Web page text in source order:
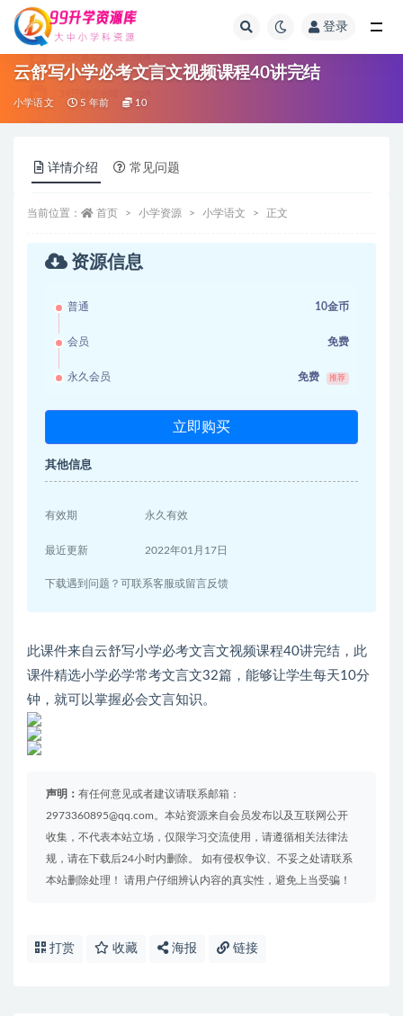
登录
云舒写小学必考文言文视频课程40讲完结
小学语文 5 年前 10
详情介绍 常见问题
当前位置： 首页 小学资源 小学语文 正文
资源信息
普通 10金币
会员 免费
永久会员 免费 推荐
立即购买
其他信息
有效期 永久有效
最近更新 2022年01月17日
下载遇到问题？可联系客服或留言反馈
此课件来自云舒写小学必考文言文视频课程40讲完结，此
课件精选小学必学常考文言文32篇，能够让学生每天10分
钟，就可以掌握必会文言知识。
声明： 有任何意见或者建议请联系邮箱：
2973360895@qq.com。本站资源来自会员发布以及互联网公开
收集，不代表本站立场，仅限学习交流使用，请遵循相关法律法
规，请在下载后24小时内删除。 如有侵权争议、不妥之处请联系
本站删除处理！ 请用户仔细辨认内容的真实性，避免上当受骗！
打赏 收藏 海报 链接